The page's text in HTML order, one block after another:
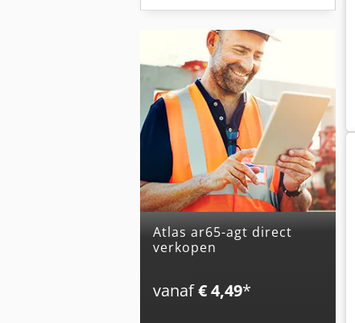
atlas ar65-agt direct
verkopen
vanaf€ 4,49*